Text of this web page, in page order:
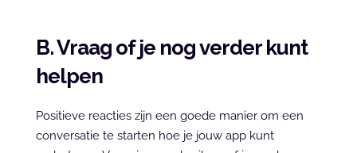
B. Vraag of je nog verder kunt
helpen
Positieve reacties zijn een goede manier om een
conversatie te starten hoe je jouw app kunt